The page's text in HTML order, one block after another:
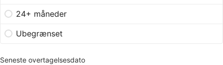
24+ måneder
Ubegrænset
Seneste overtagelsesdato